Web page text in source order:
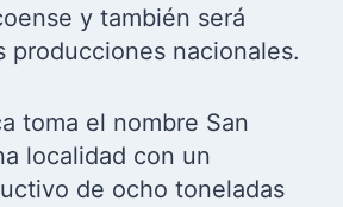
y también será
producciones nacionales.
toma el nombre San
localidad con un
de ocho toneladas